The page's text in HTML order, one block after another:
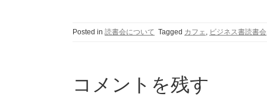
Posted in 読書会について Tagged カフェ ビジネス書読書会
コメントを残す